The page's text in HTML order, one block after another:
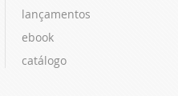
lançamentos
ebook
catálogo